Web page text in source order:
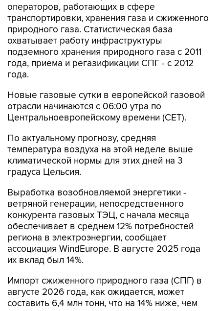
операторов, работающих в сфере
транспортировки, хранения газа и сжиженного
природного газа. Статистическая база
охватывает работу инфраструктуры
подземного хранения природного газа с 2011
года, приема и регазификации СПГ - с 2012
года.
Новые газовые сутки в европейской газовой
отрасли начинаются c 06:00 утра по
Центральноевропейскому времени (CET).
По актуальному прогнозу, средняя
температура воздуха на этой неделе выше
климатической нормы для этих дней на 3
градуса Цельсия.
Выработка возобновляемой энергетики -
ветряной генерации, непосредственного
конкурента газовых ТЭЦ, с начала месяца
обеспечивает в среднем 12% потребностей
региона в электроэнергии, сообщает
ассоциация WindEurope. В августе 2025 года
их вклад был 14%.
Импорт сжиженного природного газа (СПГ) в
августе 2026 года, как ожидается, может
составить 6,4 млн тонн, что на 14% ниже, чем